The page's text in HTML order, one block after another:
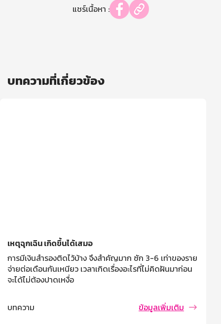
แชร์เนื้อหา :
บทความที่เกี่ยวข้อง
เหตุฉุกเฉิน เกิดขึ้นได้เสมอ
การมีเงินสำรองติดไว้บ้าง จึงสำคัญมาก ซัก 3-6 เท่าของราย
จ่ายต่อเดือนกันเหนียว เวลาเกิดเรื่องอะไรที่ไม่คิดฝันมาก่อน
จะได้ไม่ต้องปาดเหงื่อ
บทความ ข้อมูลเพิ่มเติม